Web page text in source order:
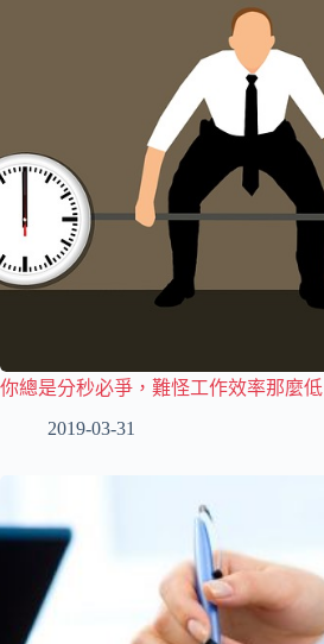
你總是分秒必爭，難怪工作效率那麼低
2019-03-31